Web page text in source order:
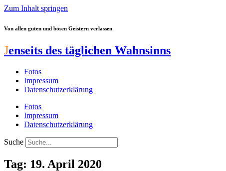
Zum Inhalt springen
Von allen guten und bösen Geistern verlassen
Jenseits des täglichen Wahnsinns
Fotos
Impressum
Datenschutzerklärung
Fotos
Impressum
Datenschutzerklärung
Suche
Tag: 19. April 2020